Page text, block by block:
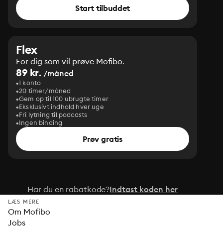
Start tilbuddet
Flex
For dig som vil prøve Mofibo.
89 kr. /måned
1 konto
20 timer/måned
Gem op til 100 ubrugte timer
Eksklusivt indhold hver uge
Fri lytning til podcasts
Ingen binding
Prøv gratis
Har du en rabatkode?Indtast koden her
LÆS MERE
Om Mofibo
Jobs